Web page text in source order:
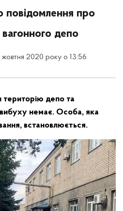
повідомлення про
вагонного депо
2020 року о 13:56
територію депо та
вибуху немає. Особа, яка
встановлюється.